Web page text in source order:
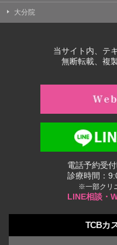
大分院
当サイト内、テ
無断転載、複
電話予約受
診療時間：
※一部クリ
LINE相談・
TCBカ